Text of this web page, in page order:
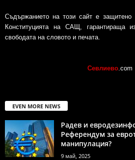
Съдържанието на този сайт е защитено
Конституцията на САЩ, гарантираща
свободата на словото и печата.
Севлиево .com
EVEN MORE NEWS
Радев и
Референдум за
манипулация?
9 май, 2025